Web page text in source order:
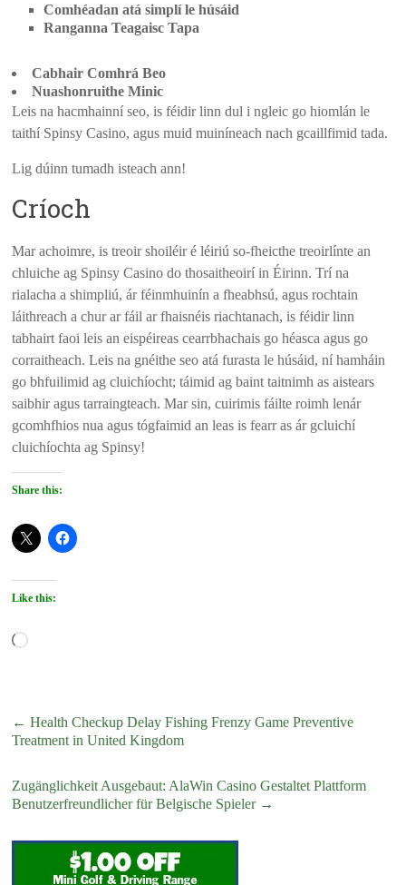
Comhéadan atá simplí le húsáid
Ranganna Teagaisc Tapa
Cabhair Comhrá Beo
Nuashonruithe Minic
Leis na hacmhainní seo, is féidir linn dul i ngleic go hiomlán le
taithí Spinsy Casino, agus muid muiníneach nach gcaillfimid tada.
Lig dúinn tumadh isteach ann!
Críoch
Mar achoimre, is treoir shoiléir é léiriú so-fheicthe treoirlínte an
chluiche ag Spinsy Casino do thosaitheoirí in Éirinn. Trí na
rialacha a shimpliú, ár féinmhuinín a fheabhsú, agus rochtain
láithreach a chur ar fáil ar fhaisnéis riachtanach, is féidir linn
tabhairt faoi leis an eispéireas cearrbhachais go héasca agus go
corraitheach. Leis na gnéithe seo atá furasta le húsáid, ní hamháin
go bhfuilimid ag cluichíocht; táimid ag baint taitnimh as aistears
saibhir agus tarraingteach. Mar sin, cuirimis fáilte roimh lenár
gcomhfhios nua agus tógfaimid an leas is fearr as ár gcluichí
cluichíochta ag Spinsy!
Share this:
Like this:
Loading…
← Health Checkup Delay Fishing Frenzy Game Preventive
Treatment in United Kingdom
Zugänglichkeit Ausgebaut: AlaWin Casino Gestaltet Plattform
Benutzerfreundlicher für Belgische Spieler →